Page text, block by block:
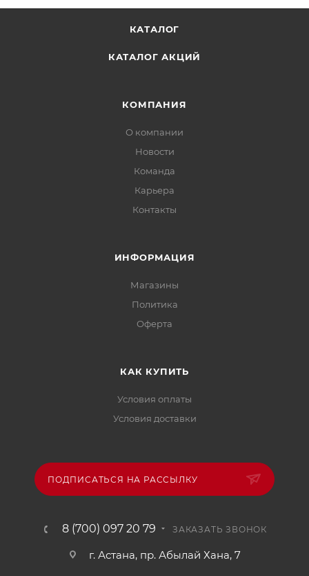
КАТАЛОГ
КАТАЛОГ АКЦИЙ
КОМПАНИЯ
О компании
Новости
Команда
Карьера
Контакты
ИНФОРМАЦИЯ
Магазины
Политика
Офертa
КАК КУПИТЬ
Условия оплаты
Условия доставки
ПОДПИСАТЬСЯ НА РАССЫЛКУ
8 (700) 097 20 79 ЗАКАЗАТЬ ЗВОНОК
г. Астана, пр. Абылай Хана, 7